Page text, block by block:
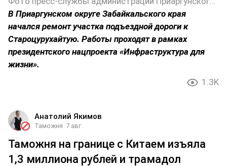
В Приаргунском округе Забайкальского края
начался ремонт участка подъездной дороги к
Староцурухайтую. Работы проходят в рамках
президентского нацпроекта «Инфраструктура для
жизни».
1.3K
Анатолий Якимов
Таможня 7 авг
Таможня на границе с Китаем изъяла
1,3 миллиона рублей и трамадол